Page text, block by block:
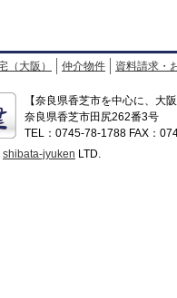
（大阪） 仲介物件 資料請求・
【奈良県香芝市を中心に、大
奈良県香芝市田尻262番3号
TEL：0745-78-1788 FAX：
shibata-jyuken LTD.